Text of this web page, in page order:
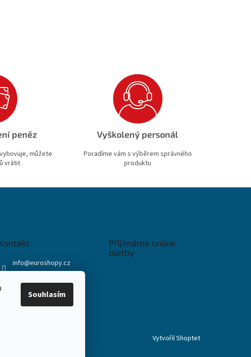
Souhlasím
peněz
můžete
vrátit
Vyškolený personál
Poradíme vám s výběrem správného
produktu
info@euroshopy.cz
+421 911 931 019
Facebook Euroshopy
Přijímáme online
platby
Vytvořil Shoptet